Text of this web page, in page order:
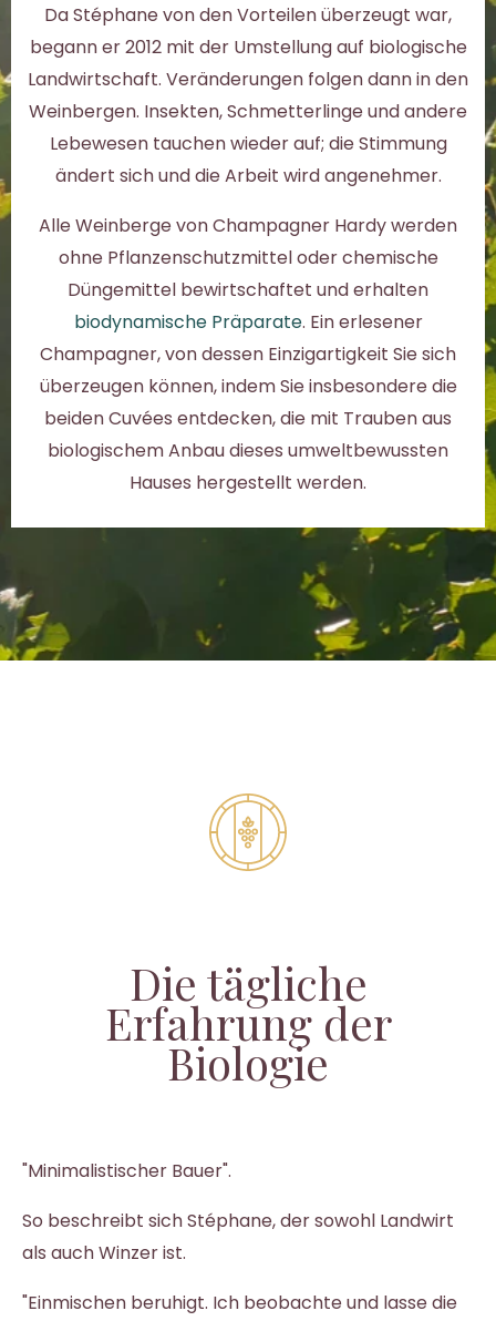
Da Stéphane von den Vorteilen überzeugt war,
begann er 2012 mit der Umstellung auf biologische
Landwirtschaft. Veränderungen folgen dann in den
Weinbergen. Insekten, Schmetterlinge und andere
Lebewesen tauchen wieder auf; die Stimmung
ändert sich und die Arbeit wird angenehmer.
Alle Weinberge von Champagner Hardy werden
ohne Pflanzenschutzmittel oder chemische
Düngemittel bewirtschaftet und erhalten
biodynamische Präparate. Ein erlesener
Champagner, von dessen Einzigartigkeit Sie sich
überzeugen können, indem Sie insbesondere die
beiden Cuvées entdecken, die mit Trauben aus
biologischem Anbau dieses umweltbewussten
Hauses hergestellt werden.
Die tägliche
Erfahrung der
Biologie
"Minimalistischer Bauer".
So beschreibt sich Stéphane, der sowohl Landwirt
als auch Winzer ist.
"Einmischen beruhigt. Ich beobachte und lasse die